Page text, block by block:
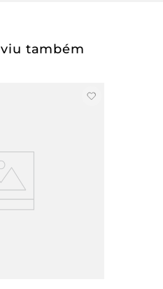
viu também